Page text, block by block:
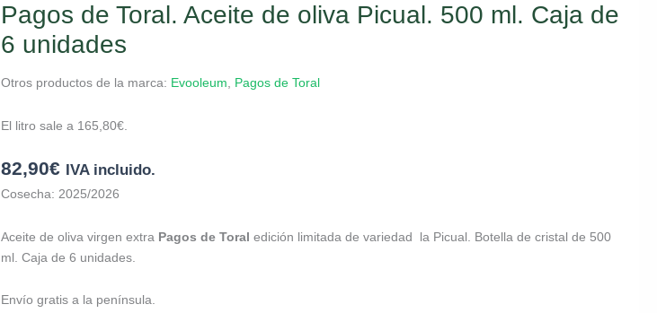
Pagos de Toral. Aceite de oliva Picual. 500 ml. Caja de
6 unidades
Otros productos de la marca: Evooleum Pagos de Toral
El litro sale a 165,80€.
82,90€ IVA incluido.
Cosecha: 2025/2026
Aceite de oliva virgen extra Pagos de Toral edición limitada de variedad la Picual. Botella de cristal de 500
ml. Caja de 6 unidades.
Envío gratis a la península.